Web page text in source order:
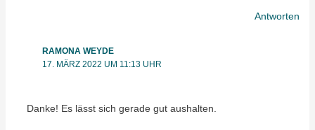
Antworten
RAMONA WEYDE
17. MÄRZ 2022 UM 11:13 UHR
Danke! Es lässt sich gerade gut aushalten.